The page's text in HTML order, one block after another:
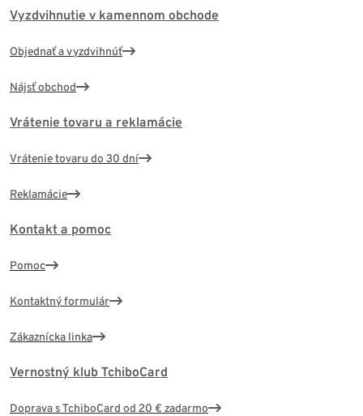
Vyzdvihnutie v kamennom obchode
Objednať a vyzdvihnúť
Nájsť obchod
Vrátenie tovaru a reklamácie
Vrátenie tovaru do 30 dní
Reklamácie
Kontakt a pomoc
Pomoc
Kontaktný formulár
Zákaznícka linka
Vernostný klub TchiboCard
Doprava s TchiboCard od 20 € zadarmo